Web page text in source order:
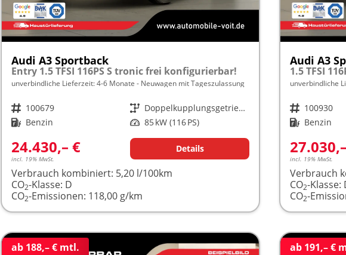
Audi A3 Sportback
Entry 1.5 TFSI 116PS S tronic frei konfigurierbar!
unverbindliche Lieferzeit: 4-6 Monate Neuwagen mit Tageszulassung
Fahrzeugnr. 100679 Getriebe
Doppelkupplungsgetriebe (DSG)
Kraftstoff Benzin Leistung 85 kW (116 PS)
24.430,– €
incl. 19% MwSt.
Details
Verbrauch kombiniert: 5,20 l/100km
CO2-Klasse: D
CO2-Emissionen: 118,00 g/km
Audi A3
unverbindliche
Fahrzeugnr. 100930
Kraftstoff Benzin
incl. 19% MwSt.
Verbrauch
CO2-Klasse:
CO2-
ab 188,– € mtl. ab 191,– €